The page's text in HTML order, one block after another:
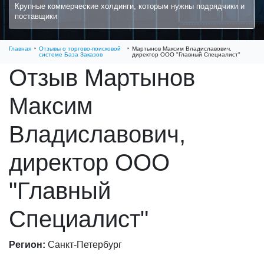
Крупные коммерческие холдинги, которым нужны подрядчики и
поставщики
Главная
Отзывы о торгово-поисковой
системе База Заказов
Мартынов Максим Владиславович,
директор ООО "Главный Специалист"
Отзыв Мартынов
Максим
Владиславович,
директор ООО
"Главный
Специалист"
Регион: Санкт-Петербург